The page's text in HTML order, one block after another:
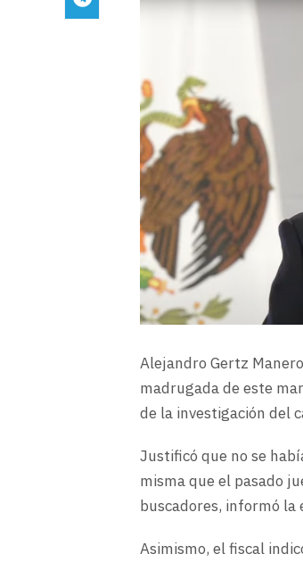
Alejandro Gertz
madrugada de este
de la investigación del
Justificó que no se
misma que el pasado
buscadores, informó la
Asimismo, el fiscal